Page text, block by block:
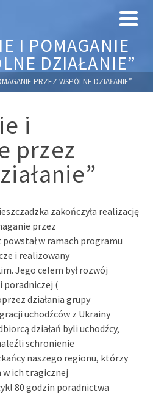
I POMAGANIE
DZIAŁANIE”
PRZEZ WSPÓLNE DZIAŁANIE”
i
przez
zakończyła realizację
przez
w ramach programu
i realizowany
Jego celem był rozwój
poradniczej (
działania grupy
uchodźców z Ukrainy
działań byli uchodźcy,
schronienie
naszego regionu, którzy
w ich tragicznej
80 godzin poradnictwa